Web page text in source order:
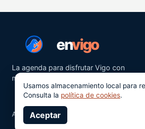
envigo
La agenda para disfrutar Vigo con
más ganas.
Aviso legalPrivacidad
Usamos almacenamiento local para
Consulta la política de cookies.
Aceptar